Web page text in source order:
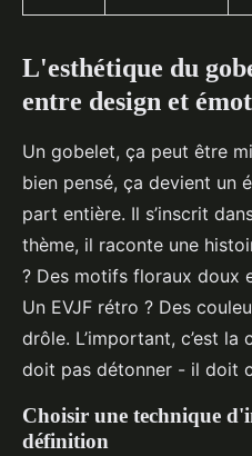
L'esthétique du
entre design et
Un gobelet, ça peut être
bien pensé, ça devient un
part entière. Il s’inscrit
thème, il raconte une
? Des motifs floraux doux
Un EVJF rétro ? Des
drôle. L’important, c’est
doit pas détonner - il doit
Choisir une technique
définition